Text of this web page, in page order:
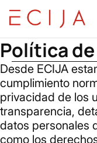
Saltar al contenido
Home Política de
Política
Desde ECIJA
cumplimiento
privacidad de los
transparencia,
datos personales
como los